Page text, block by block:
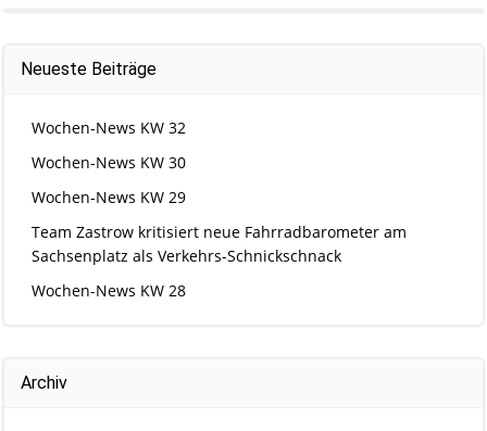
Neueste Beiträge
Wochen-News KW 32
Wochen-News KW 30
Wochen-News KW 29
Team Zastrow kritisiert neue Fahrradbarometer am
Sachsenplatz als Verkehrs-Schnickschnack
Wochen-News KW 28
Archiv